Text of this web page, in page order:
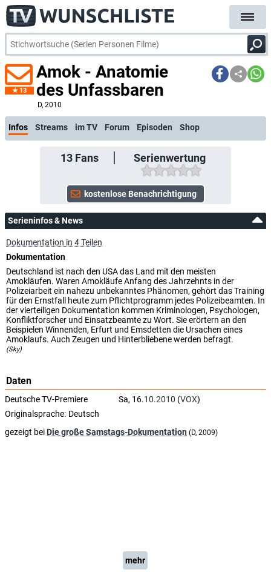
13
Amok - Anatomie
des Unfassbaren
D, 2010
kostenlos
Infos Streams im TV Forum Episoden Shop
13Fans Serienwertung
Serieninfos & News
Dokumentation in 4 Teilen
Dokumentation
Deutschland ist nach den USA das Land mit den meisten
Amokläufen. Waren Amokläufe Anfang des Jahrzehnts in der
Polizeiarbeit ein nahezu unbekanntes Phänomen, gehört das Training
für den Ernstfall heute zum Pflichtprogramm jedes Polizeibeamten. In
der vierteiligen Dokumentation kommen Kriminologen, Psychologen,
Konfliktforscher und Einsatzbeamte zu Wort. Sie erörtern an den
Beispielen Winnenden, Erfurt und Emsdetten die Ursachen eines
Amoklaufs. Auch Zeugen und Hinterbliebene werden befragt.
(Sky)
Daten
Deutsche TV-Premiere Sa, 16.10.2010 (VOX)
Originalsprache: Deutsch
gezeigt beiDie große Samstags-Dokumentation (D, 2009)
mehr